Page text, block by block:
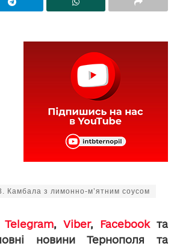
Камбала з лимонно-м’ятним соусом
Telegram, Viber, Facebookта
новини Тернополя та